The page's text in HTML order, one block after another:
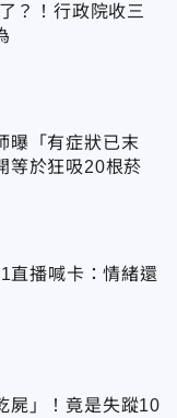
？！行政院收三
曝「有症狀已末
等於狂吸20根菸
直播喊卡：情緒還
屍」！竟是失蹤10